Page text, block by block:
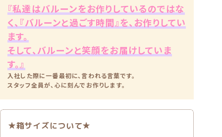
『私達はバルーンをお作りしているのではな
く、『バルーンと過ごす時間』を、お作りしてい
ます。
そして、バルーンと笑顔をお届けしていま
す。』
入社した際に一番最初に、言われる言葉です。
スタッフ全員が、心に刻んでお作りします。
★箱サイズについて★